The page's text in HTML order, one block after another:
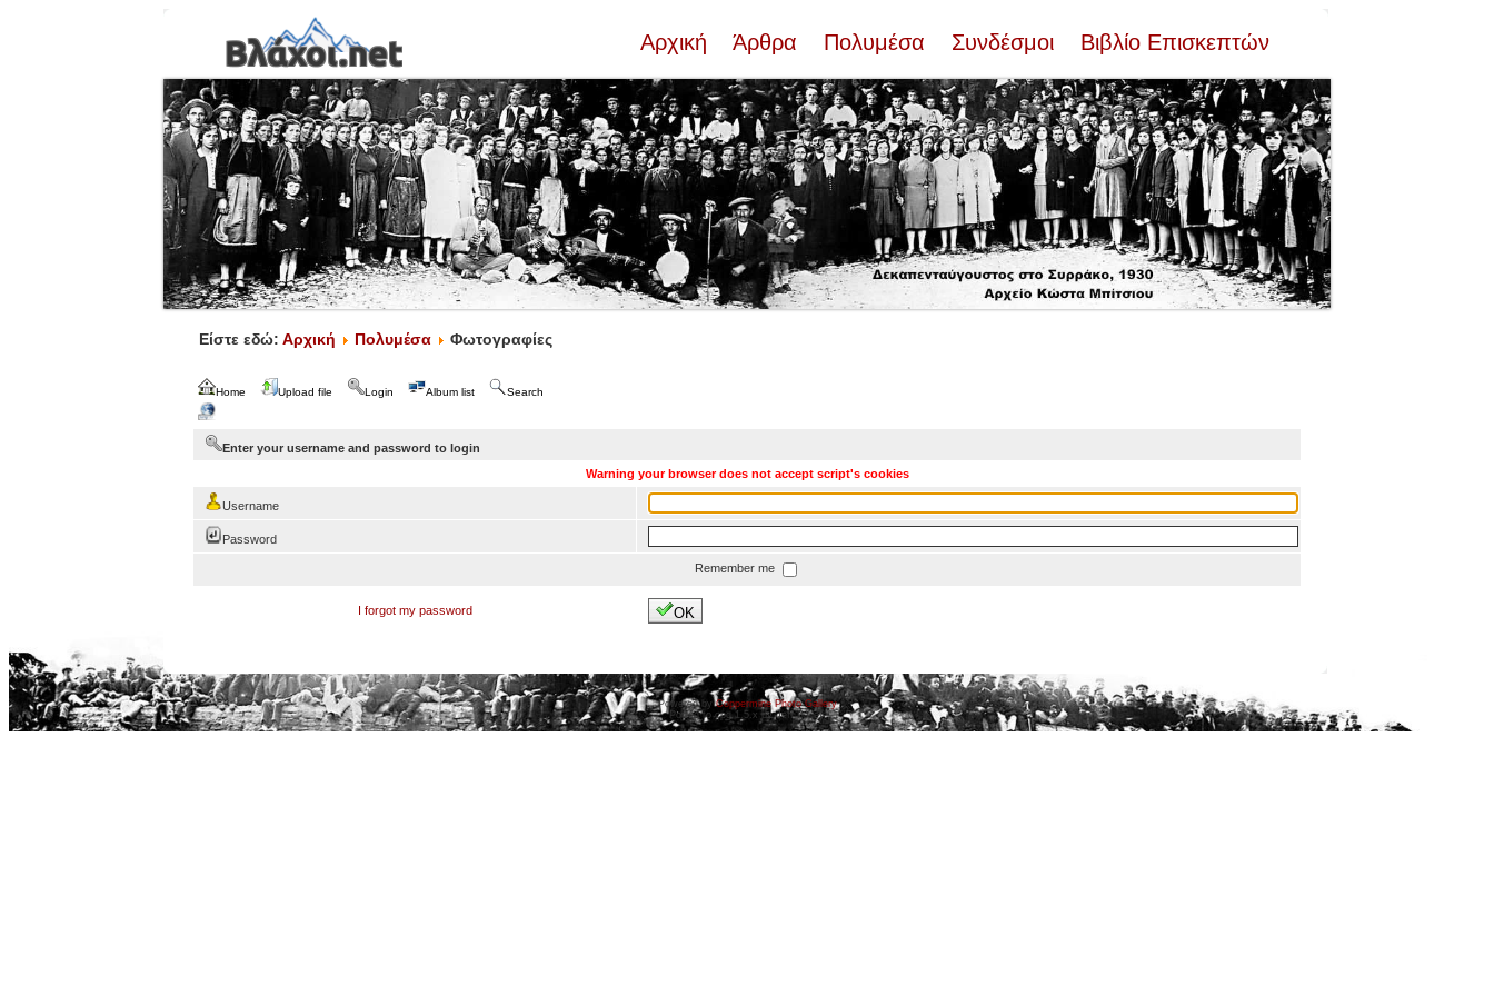
Αρχική Άρθρα Πολυμέσα Συνδέσμοι Βιβλίο Επισκεπτών
Είστε εδώ: Αρχική Πολυμέσα Φωτογραφίες
Home Upload file Login Album list Search
Enter your username and password to login
Warning your browser does not accept script's cookies
Username
Password
Remember me
I forgot my password OK
Powered byCoppermine Photo Gallery
Ported to cpg 1.5.x by Jeff Bailey